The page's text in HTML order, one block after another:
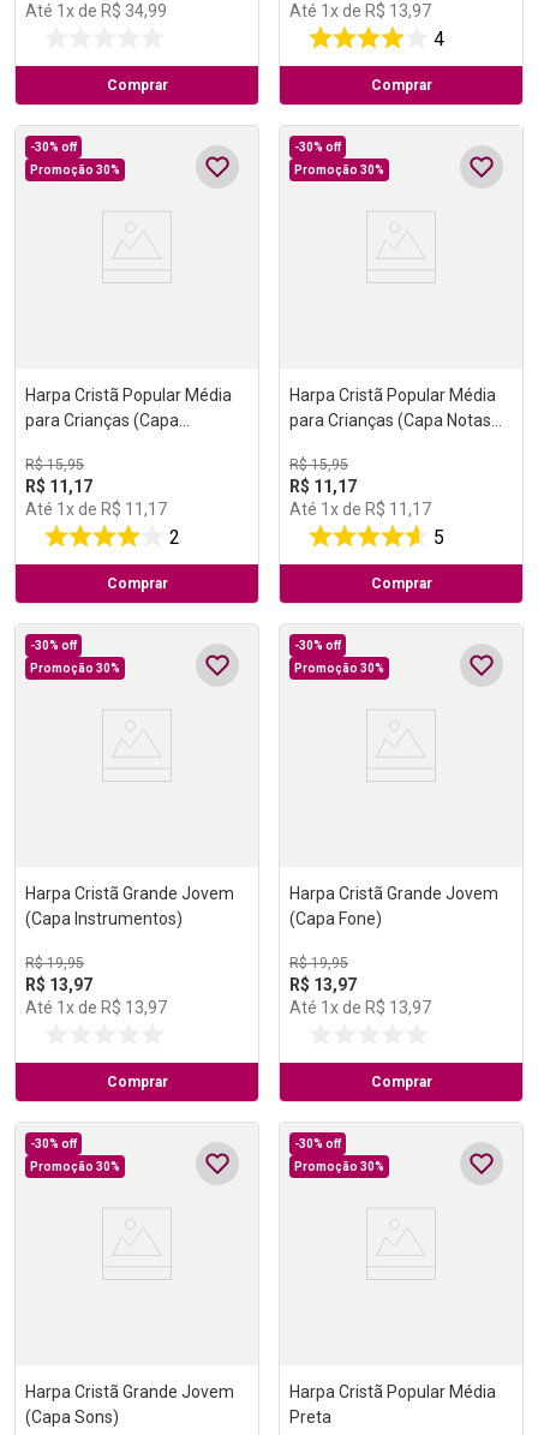
Até 1 x de R$ 34,99
Comprar
Até 1 x de R$ 13,97
4
Comprar
-30% off
Promoção 30%
Harpa Cristã Popular Média
para Crianças (Capa
R$ 15,95
R$ 11 ,17
Até 1 x de R$ 11 ,17
2
Comprar
-30% off
Promoção 30%
Harpa Cristã Popular Média
para Crianças (Capa Notas
R$ 15,95
R$ 11 ,17
Até 1 x de R$ 11 ,17
5
Comprar
-30% off
Promoção 30%
Harpa Cristã Grande Jovem
(Capa Instrumentos)
R$ 19,95
R$ 13,97
Até 1 x de R$ 13,97
Comprar
-30% off
Promoção 30%
Harpa Cristã Grande Jovem
(Capa Fone)
R$ 19,95
R$ 13,97
Até 1 x de R$ 13,97
Comprar
-30% off
Promoção 30%
Harpa Cristã Grande Jovem
(Capa Sons)
-30% off
Promoção 30%
Harpa Cristã Popular Média
Preta